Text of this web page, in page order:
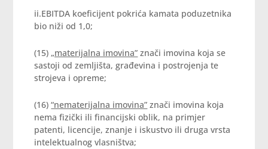
ii.EBITDA koeficijent pokrića kamata poduzetnika
bio niži od 1,0;
(15)„materijalna imovina” znači imovina koja se
sastoji od zemljišta, građevina i postrojenja te
strojeva i opreme;
(16)“nematerijalna imovina” znači imovina koja
nema fizički ili financijski oblik, na primjer
patenti, licencije, znanje i iskustvo ili druga vrsta
intelektualnog vlasništva;